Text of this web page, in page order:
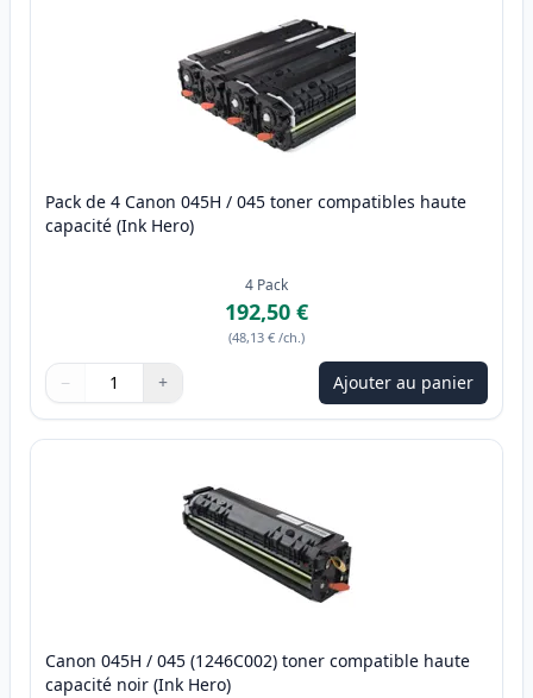
Pack de 4 Canon 045H / 045 toner compatibles haute
capacité (Ink Hero)
4 Pack
192,50 €
(48,13 € /ch.)
Quantité
Utilisez les boutons pour ajuster
− +
Quantité Ajouter au panier
Canon 045H / 045 (1246C002) toner compatible haute
capacité noir (Ink Hero)